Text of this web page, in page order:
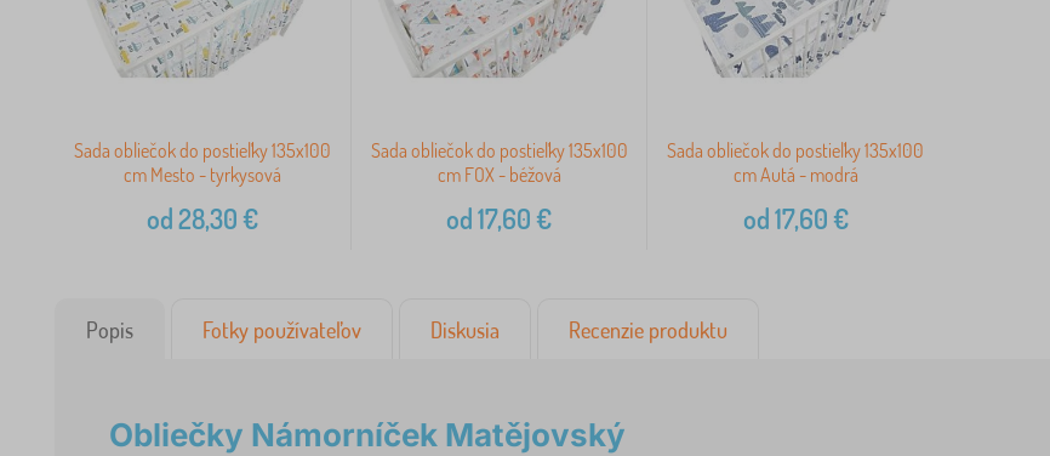
Sada obliečok do postieľky 135x100
cm Mesto - tyrkysová
od28,30€
Sada obliečok do postieľky 135x100
cm FOX - béžová
od17,60€
Sada obliečok do postieľky 135x100
cm Autá - modrá
od17,60€
Popis Fotky používateľov Diskusia Recenzie produktu
Obliečky Námorníček Matějovský